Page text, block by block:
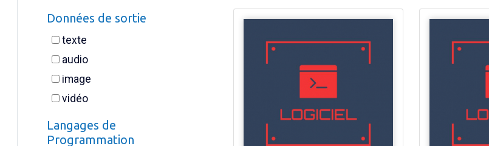
Données de sortie
texte
audio
image
vidéo
Langages de
Programmation